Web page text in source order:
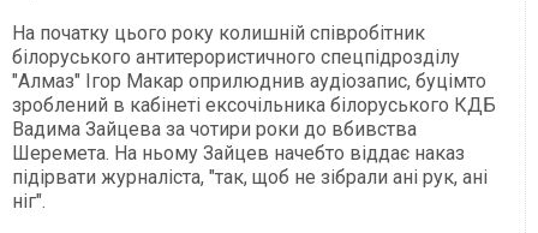
На початку цього року колишній співробітник
білоруського антитерористичного спецпідрозділу
"Алмаз" Ігор Макар оприлюднив аудіозапис, буцімто
зроблений в кабінеті ексочільника білоруського КДБ
Вадима Зайцева за чотири роки до вбивства
Шеремета. На ньому Зайцев начебто віддає наказ
підірвати журналіста, "так, щоб не зібрали ані рук, ані
ніг".